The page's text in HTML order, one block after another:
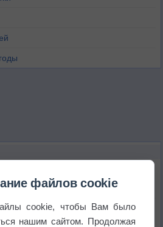
6 августа
файлов cookie
cookie, чтобы Вам было
нашим сайтом. Продолжая